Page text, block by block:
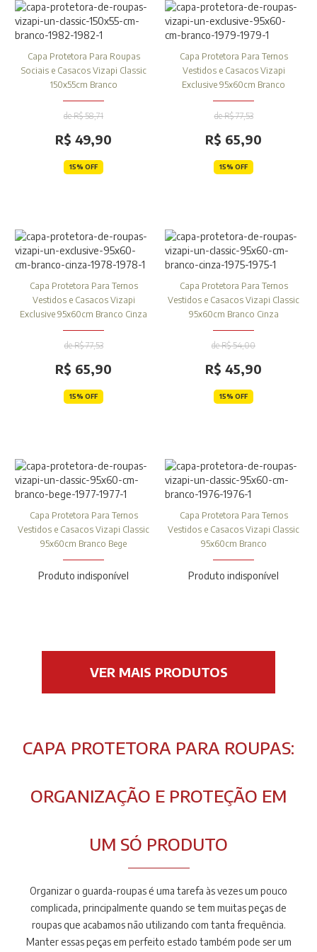
Capa Protetora Para Roupas
Sociais e Casacos Vizapi Classic
150x55cm Branco
de R$ 58,71
R$ 49,90
15% OFF
Capa Protetora Para Ternos
Vestidos e Casacos Vizapi
Exclusive 95x60cm Branco
de R$ 77,53
R$ 65,90
15% OFF
Capa Protetora Para Ternos
Vestidos e Casacos Vizapi
Exclusive 95x60cm Branco Cinza
de R$ 77,53
R$ 65,90
15% OFF
Capa Protetora Para Ternos
Vestidos e Casacos Vizapi Classic
95x60cm Branco Cinza
de R$ 54,00
R$ 45,90
15% OFF
Capa Protetora Para Ternos
Vestidos e Casacos Vizapi Classic
95x60cm Branco Bege
Produto indisponível
Capa Protetora Para Ternos
Vestidos e Casacos Vizapi Classic
95x60cm Branco
Produto indisponível
VER MAIS PRODUTOS
CAPA PROTETORA PARA ROUPAS:
ORGANIZAÇÃO E PROTEÇÃO EM
UM SÓ PRODUTO
Organizar o guarda-roupas é uma tarefa às vezes um pouco
complicada, principalmente quando se tem muitas peças de
roupas que acabamos não utilizando com tanta frequência.
Manter essas peças em perfeito estado também pode ser um